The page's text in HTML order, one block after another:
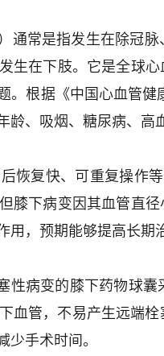
通常是指发生在除冠
生在下肢。它是全球
。根据《中国心血管
、吸烟、糖尿病、高
恢复快、可重复操作
膝下病变因其血管直
，预期能够提高长期
病变的膝下药物球
血管，不易产生远端
少手术时间。